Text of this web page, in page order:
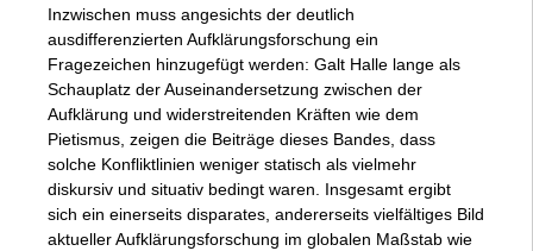
Inzwischen muss angesichts der deutlich
ausdifferenzierten Aufklärungsforschung ein
Fragezeichen hinzugefügt werden: Galt Halle lange als
Schauplatz der Auseinandersetzung zwischen der
Aufklärung und widerstreitenden Kräften wie dem
Pietismus, zeigen die Beiträge dieses Bandes, dass
solche Konfliktlinien weniger statisch als vielmehr
diskursiv und situativ bedingt waren. Insgesamt ergibt
sich ein einerseits disparates, andererseits vielfältiges Bild
aktueller Aufklärungsforschung im globalen Maßstab wie